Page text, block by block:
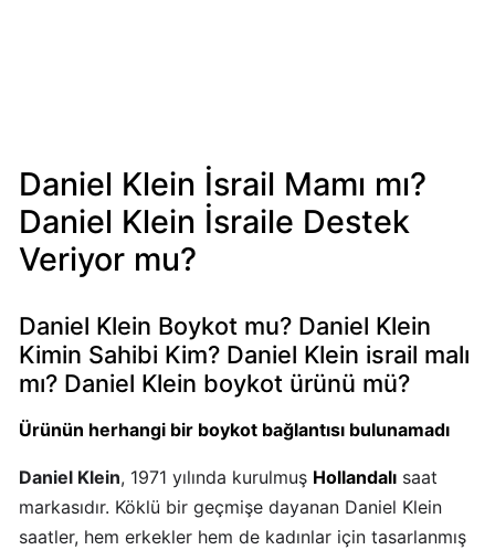
Kim?
Pizza
mu?
Pizza
Hut
Kimin
Sahibi
Kim?
Algida
Daniel Klein İsrail Mamı mı?
Daniel Klein İsraile Destek
Veriyor mu?
Daniel Klein Boykot mu? Daniel Klein
Kimin Sahibi Kim? Daniel Klein israil malı
mı? Daniel Klein boykot ürünü mü?
Ürünün herhangi bir boykot bağlantısı bulunamadı
Daniel Klein, 1971 yılında kurulmuş Hollandalı saat
markasıdır. Köklü bir geçmişe dayanan Daniel Klein
saatler, hem erkekler hem de kadınlar için tasarlanmış